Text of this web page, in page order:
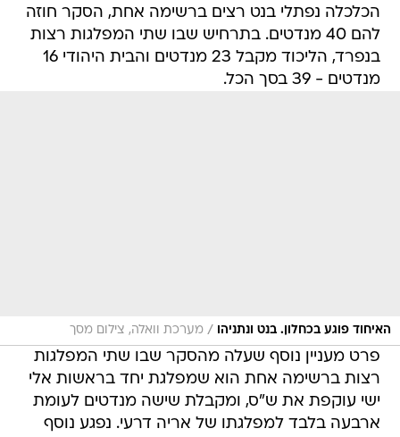
הכלכלה נפתלי בנט רצים ברשימה אחת, הסקר חוזה
להם 40 מנדטים. בתרחיש שבו שתי המפלגות רצות
בנפרד, הליכוד מקבל 23 מנדטים והבית היהודי 16
מנדטים - 39 בסך הכל.
האיחוד פוגע בכחלון. בנט ונתניהו / מערכת וואלה, צילום מסך
פרט מעניין נוסף שעלה מהסקר שבו שתי המפלגות
רצות ברשימה אחת הוא שמפלגת יחד בראשות אלי
ישי עוקפת את ש"ס, ומקבלת שישה מנדטים לעומת
ארבעה בלבד למפלגתו של אריה דרעי. נפגע נוסף